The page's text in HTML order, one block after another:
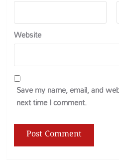
Website
Save my name, email, and
next time I comment.